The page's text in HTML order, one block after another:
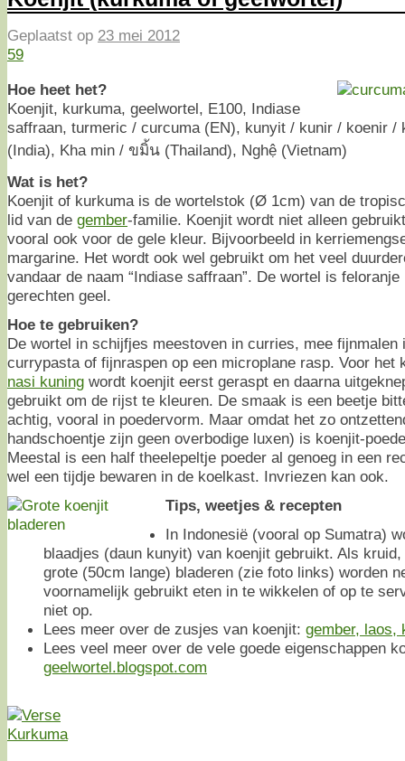
Geplaatst op 23 mei 2012
59
Hoe heet het?
Koenjit, kurkuma, geelwortel, E100, Indiase
saffraan, turmeric / curcuma (EN), kunyit / kunir / koenir /
(India), Kha min / ขมิ้น (Thailand), Nghệ (Vietnam)
Wat is het?
Koenjit of kurkuma is de wortelstok (Ø 1cm) van de
lid van de gember-familie. Koenjit wordt niet alleen
vooral ook voor de gele kleur. Bijvoorbeeld in
margarine. Het wordt ook wel gebruikt om het veel
vandaar de naam “Indiase saffraan”. De wortel is
gerechten geel.
Hoe te gebruiken?
De wortel in schijfjes meestoven in curries, mee fijnmalen
currypasta of fijnraspen op een microplane rasp. Voor het
nasi kuning wordt koenjit eerst geraspt en daarna
gebruikt om de rijst te kleuren. De smaak is een beetje
achtig, vooral in poedervorm. Maar omdat het zo
handschoentje zijn geen overbodige luxen) is koenjit-
Meestal is een half theelepeltje poeder al genoeg in een
wel een tijdje bewaren in de koelkast. Invriezen kan ook.
Tips, weetjes & recepten
In Indonesië (vooral op Sumatra)
blaadjes (daun kunyit) van koenjit gebruikt. Als
grote (50cm lange) bladeren (zie foto links) worden
voornamelijk gebruikt eten in te wikkelen of op te
niet op.
Lees meer over de zusjes van koenjit: gember, laos,
Lees veel meer over de vele goede eigenschappen
geelwortel.blogspot.com